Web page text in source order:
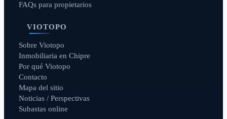
FAQs para propietarios
VIOTOPO
Sobre Viotopo
Inmobiliaria en Chipre
Por qué Viotopo
Contacto
Mapa del sitio
Noticias / Perspectivas
Subastas online